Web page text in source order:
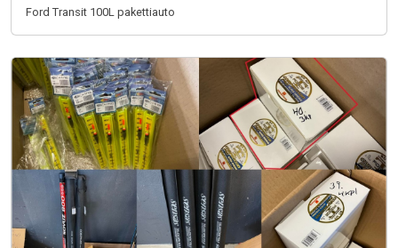
Ford Transit 100L pakettiauto